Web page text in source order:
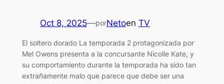
Oct 8, 2025—porNetoen TV
El soltero dorado La temporada 2 protagonizada por
Mel Owens presenta a la concursante Nicolle Kate, y
su comportamiento durante la temporada ha sido tan
extrañamente malo que parece que debe ser una